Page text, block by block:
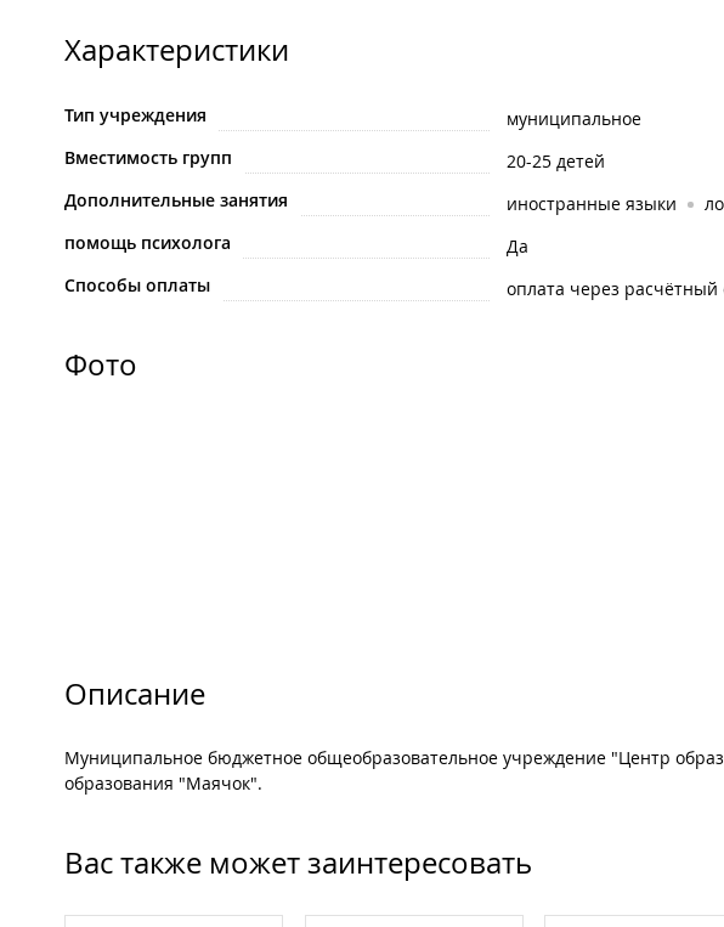
Характеристики
Тип учреждения
муниципальное
Вместимость групп
20-25 детей
Дополнительные занятия
иностранные языки
помощь психолога
Да
Способы оплаты
оплата через расчётный
Фото
Описание
Муниципальное бюджетное общеобразовательное учреждение "Центр
образования "Маячок".
Вас также может заинтересовать